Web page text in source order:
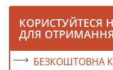
КОРИСТУЙТЕСЯ
ДЛЯ
БЕЗКОШТОВНА